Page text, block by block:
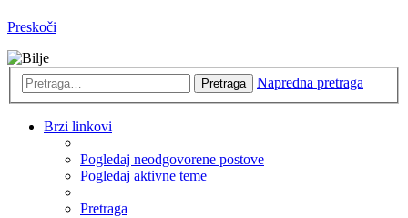
Preskoči
Pretraga Napredna pretraga
Brzi linkovi
Pogledaj neodgovorene postove
Pogledaj aktivne teme
Pretraga